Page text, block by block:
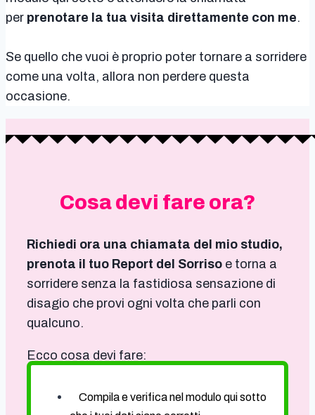
per prenotare la tua visita direttamente con me.
Se quello che vuoi è proprio poter tornare a sorridere
come una volta, allora non perdere questa
occasione.
Cosa devi fare ora?
Richiedi ora una chiamata del mio studio,
prenota il tuo Report del Sorriso e torna a
sorridere senza la fastidiosa sensazione di
disagio che provi ogni volta che parli con
qualcuno.
Ecco cosa devi fare:
Compila e verifica nel modulo qui sotto